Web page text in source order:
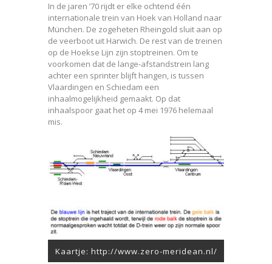
In de jaren ’70 rijdt er elke ochtend één
internationale trein van Hoek van Holland naar
München. De zogeheten Rheingold sluit aan op
de veerboot uit Harwich. De rest van de treinen
op de Hoekse Lijn zijn stoptreinen. Om te
voorkomen dat de lange-afstandstrein lang
achter een sprinter blijft hangen, is tussen
Vlaardingen en Schiedam een
inhaalmogelijkheid gemaakt. Op dat
inhaalspoor gaat het op 4 mei 1976 helemaal
mis.
Kaartje: http://www.zero-meridean.nl/